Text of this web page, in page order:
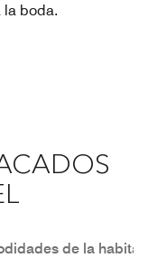
la boda.
de la